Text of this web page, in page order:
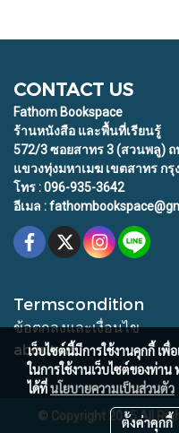
CONTACT US
Fathom Bookspace
ร้านหนังสือ และพื้นที่เรียนรู้
572/3 ซอยสาทร 3 (สวนพลู)
แขวงทุ่งมหาเมฆ เขตสาทร กรุ
โทร : 096-935-3642
อีเมล :
Termscondition
ข้อตกลงและเงื่อนไข
about us
© Copyright 2015 All
เว็บไซต์นี้มีการใช้งานคุกกี้ เ
ในการใช้งานเว็บไซต์ของท่า
ได้ที่นโยบายความเป็นส่วนตัว
ตั้งค่าคุกกี้